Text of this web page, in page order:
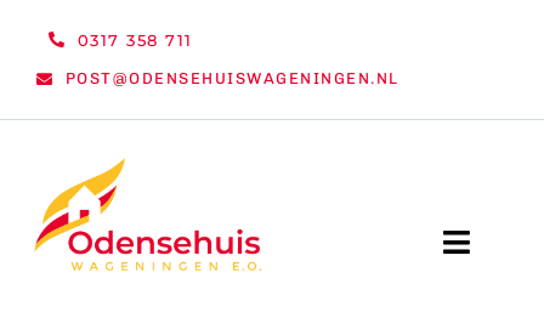
0317 358 711
POST@ODENSEHUISWAGENINGEN.NL
Toggle